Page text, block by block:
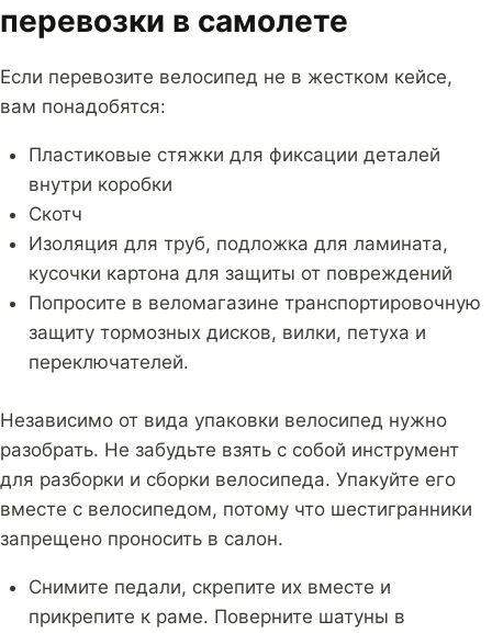
перевозки в самолете
Если перевозите велосипед не в жестком кейсе,
вам понадобятся:
Пластиковые стяжки для фиксации деталей
внутри коробки
Скотч
Изоляция для труб, подложка для ламината,
кусочки картона для защиты от повреждений
Попросите в веломагазине транспортировочную
защиту тормозных дисков, вилки, петуха и
переключателей.
Независимо от вида упаковки велосипед нужно
разобрать. Не забудьте взять с собой инструмент
для разборки и сборки велосипеда. Упакуйте его
вместе с велосипедом, потому что шестигранники
запрещено проносить в салон.
Снимите педали, скрепите их вместе и
прикрепите к раме. Поверните шатуны в